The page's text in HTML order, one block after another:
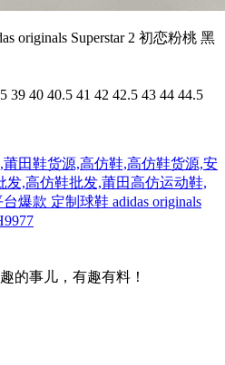
originals Superstar 2 初恋粉桃 黑
39 40 40.5 41 42 42.5 43 44 44.5
莆田鞋货源,高仿鞋,高仿鞋货源,安
,高仿鞋批发,莆田高仿运动鞋,
台爆款 定制球鞋 adidas originals
的事儿，有趣有料！